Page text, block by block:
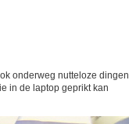
onderweg nutteloze dingen
in de laptop geprikt kan